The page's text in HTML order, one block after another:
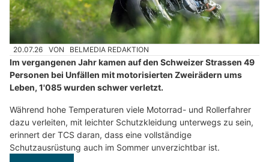
20.07.26 VON BELMEDIA REDAKTION
Im vergangenen Jahr kamen auf den Schweizer Strassen 49
Personen bei Unfällen mit motorisierten Zweirädern ums
Leben, 1'085 wurden schwer verletzt.
Während hohe Temperaturen viele Motorrad- und Rollerfahrer
dazu verleiten, mit leichter Schutzkleidung unterwegs zu sein,
erinnert der TCS daran, dass eine vollständige
Schutzausrüstung auch im Sommer unverzichtbar ist.